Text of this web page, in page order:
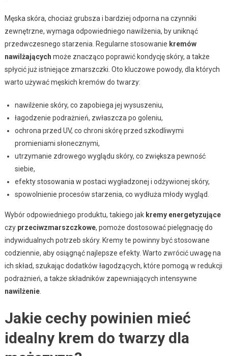
Męska skóra, chociaż grubsza i bardziej odporna na czynniki
zewnętrzne, wymaga odpowiedniego nawilżenia, by uniknąć
przedwczesnego starzenia. Regularne stosowanie kremów
nawilżających może znacząco poprawić kondycję skóry, a także
spłycić już istniejące zmarszczki. Oto kluczowe powody, dla których
warto używać męskich kremów do twarzy:
nawilżenie skóry, co zapobiega jej wysuszeniu,
łagodzenie podrażnień, zwłaszcza po goleniu,
ochrona przed UV, co chroni skórę przed szkodliwymi
promieniami słonecznymi,
utrzymanie zdrowego wyglądu skóry, co zwiększa pewność
siebie,
efekty stosowania w postaci wygładzonej i odżywionej skóry,
spowolnienie procesów starzenia, co wydłuża młody wygląd.
Wybór odpowiedniego produktu, takiego jak kremy energetyzujące
czy przeciwzmarszczkowe, pomoże dostosować pielęgnację do
indywidualnych potrzeb skóry. Kremy te powinny być stosowane
codziennie, aby osiągnąć najlepsze efekty. Warto zwrócić uwagę na
ich skład, szukając dodatków łagodzących, które pomogą w redukcji
podrażnień, a także składników zapewniających intensywne
nawilżenie.
Jakie cechy powinien mieć
idealny krem do twarzy dla